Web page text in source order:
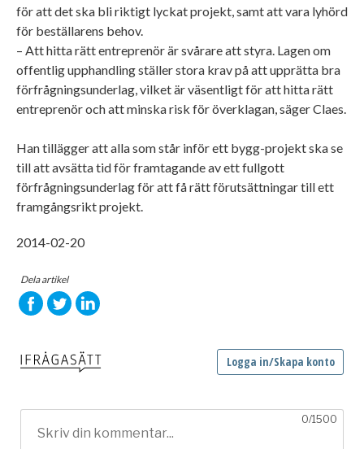
för att det ska bli riktigt lyckat projekt, samt att vara lyhörd
för beställarens behov.
– Att hitta rätt entreprenör är svårare att styra. Lagen om
offentlig upphandling ställer stora krav på att upprätta bra
förfrågningsunderlag, vilket är väsentligt för att hitta rätt
entreprenör och att minska risk för överklagan, säger Claes.
Han tillägger att alla som står inför ett bygg-projekt ska se
till att avsätta tid för framtagande av ett fullgott
förfrågningsunderlag för att få rätt förutsättningar till ett
framgångsrikt projekt.
2014-02-20
Dela artikel